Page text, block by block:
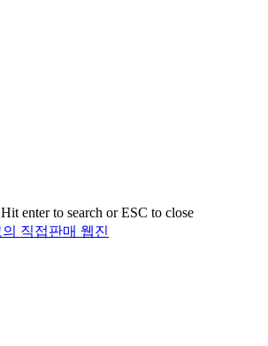
Hit enter to search or ESC to close